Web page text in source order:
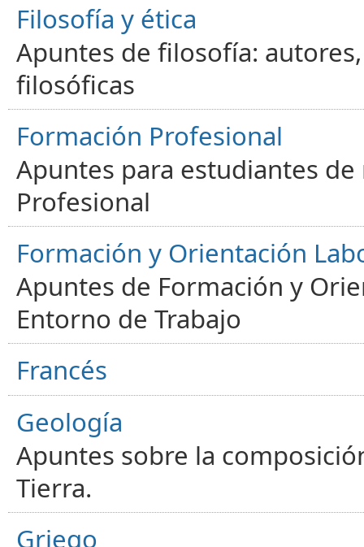
Filosofía y ética
Apuntes de filosofía:
filosóficas
Formación Profesional
Apuntes para estudiantes
Profesional
Formación y Orientación
Apuntes de Formación y
Entorno de Trabajo
Francés
Geología
Apuntes sobre la
Tierra.
Griego